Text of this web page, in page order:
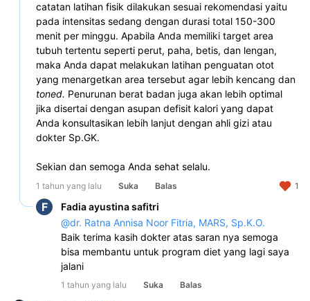
catatan latihan fisik dilakukan sesuai rekomendasi yaitu
pada intensitas sedang dengan durasi total 150-300
menit per minggu. Apabila Anda memiliki target area
tubuh tertentu seperti perut, paha, betis, dan lengan,
maka Anda dapat melakukan latihan penguatan otot
toned. Penurunan berat badan juga akan lebih optimal
jika disertai dengan asupan defisit kalori yang dapat
Anda konsultasikan lebih lanjut dengan ahli gizi atau
dokter Sp.GK.
Sekian dan semoga Anda sehat selalu.
1 tahun yang lalu Suka Balas 1
F
Fadia ayustina safitri
@dr. Ratna Annisa Noor Fitria, MARS, Sp.K.O.
Baik terima kasih dokter atas saran nya semoga
bisa membantu untuk program diet yang lagi saya
jalani
1 tahun yang lalu Suka Balas